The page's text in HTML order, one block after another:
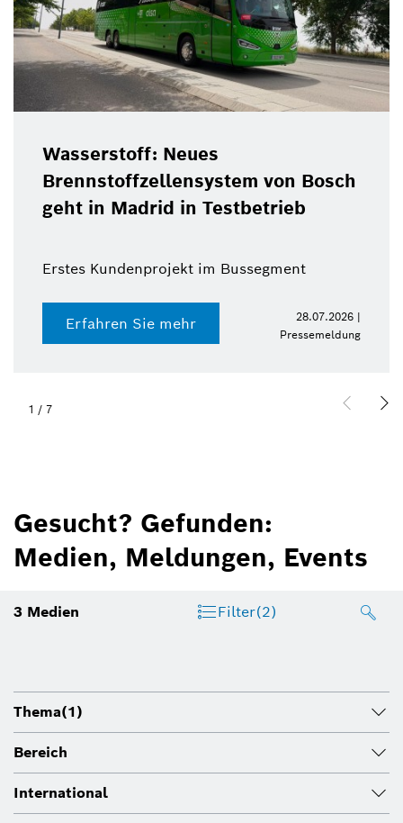
Wasserstoff: Neues
Brennstoffzellensystem von Bosch
geht in Madrid in Testbetrieb
Erstes Kundenprojekt im Bussegment
Erfahren Sie mehr
28.07.2026 |
Pressemeldung
1 / 7
Gesucht? Gefunden:
Medien, Meldungen, Events
3 Medien Filter(2)
Thema(1)
Bereich
International